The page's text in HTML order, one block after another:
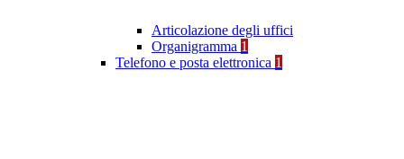
Articolazione degli uffici
Organigramma 1
Telefono e posta elettronica 1